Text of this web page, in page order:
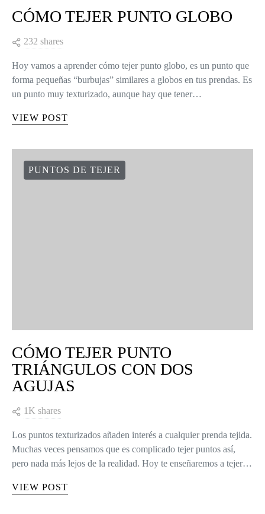
CÓMO TEJER PUNTO GLOBO
232 shares
Hoy vamos a aprender cómo tejer punto globo, es un punto que
forma pequeñas “burbujas” similares a globos en tus prendas. Es
un punto muy texturizado, aunque hay que tener…
VIEW POST
PUNTOS DE TEJER
CÓMO TEJER PUNTO
TRIÁNGULOS CON DOS
AGUJAS
1K shares
Los puntos texturizados añaden interés a cualquier prenda tejida.
Muchas veces pensamos que es complicado tejer puntos así,
pero nada más lejos de la realidad. Hoy te enseñaremos a tejer…
VIEW POST